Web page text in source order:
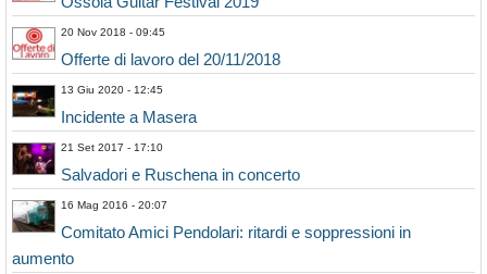
20 Nov 2018 - 09:45
Offerte di lavoro del 20/11/2018
13 Giu 2020 - 12:45
Incidente a Masera
21 Set 2017 - 17:10
Salvadori e Ruschena in concerto
16 Mag 2016 - 20:07
Comitato Amici Pendolari: ritardi e soppressioni in
aumento